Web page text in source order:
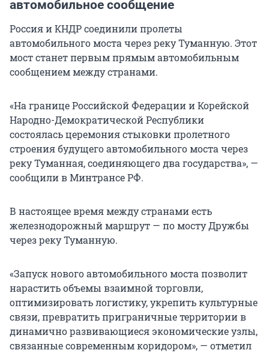
автомобильное сообщение
Россия и КНДР соединили пролеты
автомобильного моста через реку Туманную. Этот
мост станет первым прямым автомобильным
сообщением между странами.
«На границе Российской Федерации и Корейской
Народно-Демократической Республики
состоялась церемония стыковки пролетного
строения будущего автомобильного моста через
реку Туманная, соединяющего два государства», —
сообщили в Минтрансе РФ.
В настоящее время между странами есть
железнодорожный маршрут — по мосту Дружбы
через реку Туманную.
«Запуск нового автомобильного моста позволит
нарастить объемы взаимной торговли,
оптимизировать логистику, укрепить культурные
связи, превратить приграничные территории в
динамично развивающиеся экономические узлы,
связанные современным коридором», — отметил